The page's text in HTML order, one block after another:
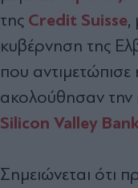
της Credit Suisse,
κυβέρνηση της
που αντιμετώπισε
ακολούθησαν την
Silicon Valley
Σημειώνεται ότι